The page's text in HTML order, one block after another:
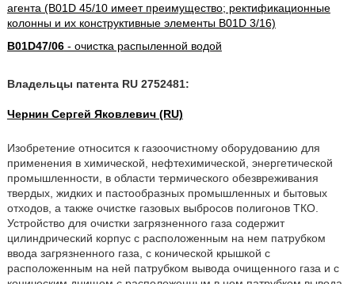
агента (B01D 45/10 имеет преимущество; ректификационные
колонны и их конструктивные элементы B01D 3/16)
B01D47/06- очистка распыленной водой
Владельцы патента RU 2752481:
Чернин Сергей Яковлевич (RU)
Изобретение относится к газоочистному оборудованию для
применения в химической, нефтехимической, энергетической
промышленности, в области термического обезвреживания
твердых, жидких и пастообразных промышленных и бытовых
отходов, а также очистке газовых выбросов полигонов ТКО.
Устройство для очистки загрязненного газа содержит
цилиндрический корпус с расположенным на нем патрубком
ввода загрязненного газа, с конической крышкой с
расположенным на ней патрубком вывода очищенного газа и с